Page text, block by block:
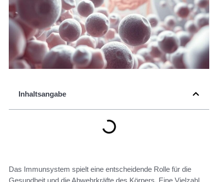
Inhaltsangabe
Das Immunsystem spielt eine entscheidende Rolle für die